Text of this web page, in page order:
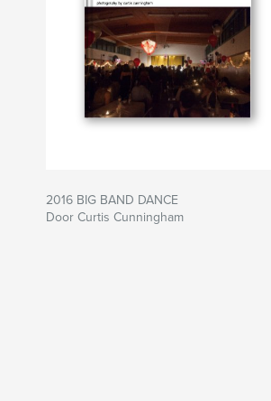
2016 BIG BAND DANCE
Door Curtis Cunningham